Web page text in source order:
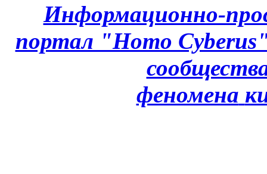
Информационно-
портал "Homo
феномена